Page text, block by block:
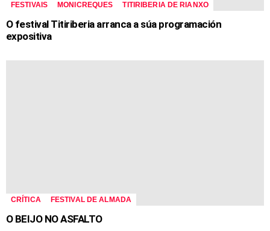
FESTIVAIS MONICREQUES TITIRIBERIA DE RIANXO
O festival Titiriberia arranca a súa programación
expositiva
CRÍTICA FESTIVAL DE ALMADA
O BEIJO NO ASFALTO